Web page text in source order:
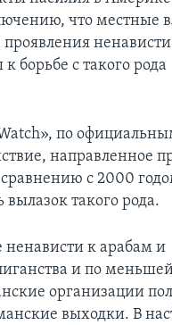
что местные
борьбе с такого рода
по
направленное
с 2000
вылазок такого рода.
ненависти к арабам и
и по
организации
выходки. В